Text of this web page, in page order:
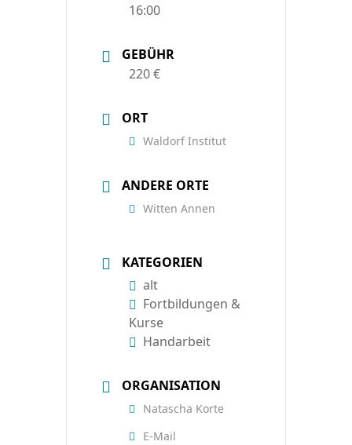
16:00
GEBÜHR
220 €
ORT
Waldorf Institut
ANDERE ORTE
Witten Annen
KATEGORIEN
alt
Fortbildungen &
Kurse
Handarbeit
ORGANISATION
Natascha Korte
E-Mail